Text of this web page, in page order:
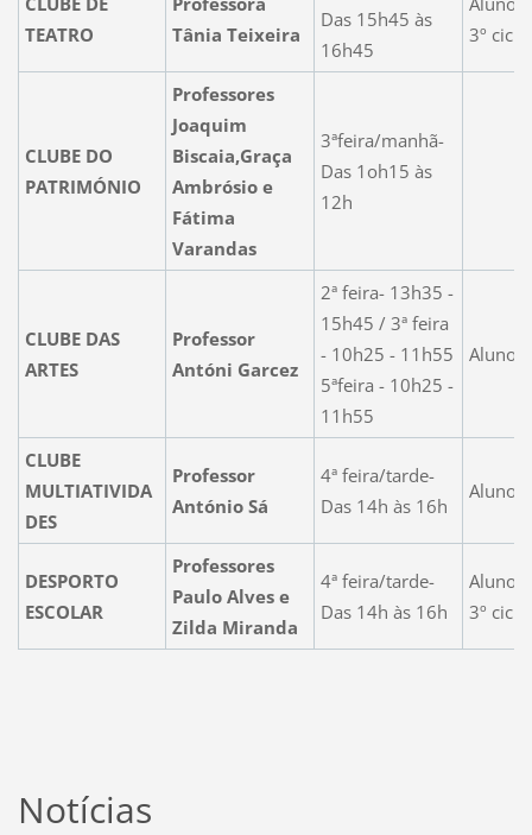
TEATRO
Tânia Teixeira
Das 15h45 às
16h45
3º ciclo
CLUBE DO
PATRIMÓNIO
Professores
Joaquim
Biscaia,Graça
Ambrósio e
Fátima
Varandas
3ªfeira/manhã-
Das 1oh15 às
12h
CLUBE DAS
ARTES
Professor
Antóni Garcez
2ª feira- 13h35 -
15h45 / 3ª feira
- 10h25 - 11h55
5ªfeira - 10h25 -
11h55
Alunos
CLUBE
MULTIATIVIDA
DES
Professor
António Sá
4ª feira/tarde-
Das 14h às 16h
Alunos
DESPORTO
ESCOLAR
Professores
Paulo Alves e
Zilda Miranda
4ª feira/tarde-
Das 14h às 16h
Alunos
3º ciclo
Notícias